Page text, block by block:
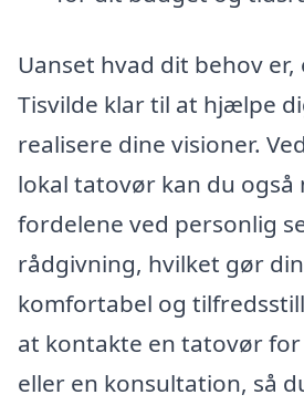
Uanset hvad dit behov
Tisvilde klar til at hjælpe
realisere dine visioner.
lokal tatovør kan du også
fordelene ved personlig
rådgivning, hvilket gør
komfortabel og
at kontakte en tatovør
eller en konsultation, så